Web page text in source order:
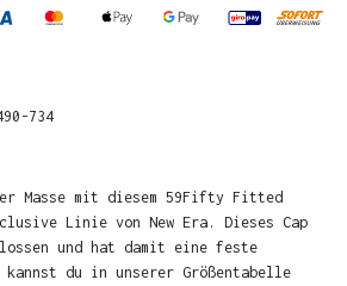
734
Masse mit diesem 59Fifty Fitted
Linie von New Era. Dieses Cap
und hat damit eine feste
kannst du in unserer Größentabelle